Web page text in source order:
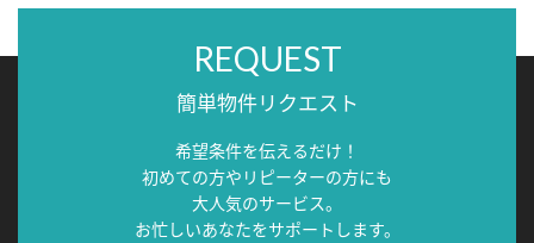
REQUEST
簡単物件リクエスト
希望条件を伝えるだけ！
初めての方やリピーターの方にも
大人気のサービス。
お忙しいあなたをサポートします。